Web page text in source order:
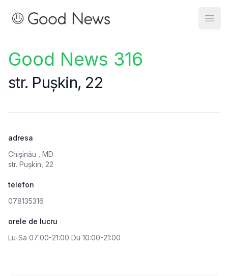
Good News
Good News 316
str. Pușkin, 22
adresa
Chișinău , MD
str. Pușkin, 22
telefon
078135316
orele de lucru
Lu-Sa 07:00-21:00 Du 10:00-21:00